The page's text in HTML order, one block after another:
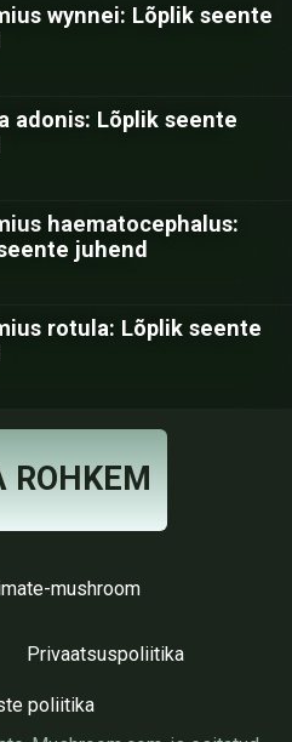
wynnei: Lõplik seente
adonis: Lõplik seente
haematocephalus:
juhend
rotula: Lõplik seente
ROHKEM
mushroom
Privaatsuspoliitika
poliitika